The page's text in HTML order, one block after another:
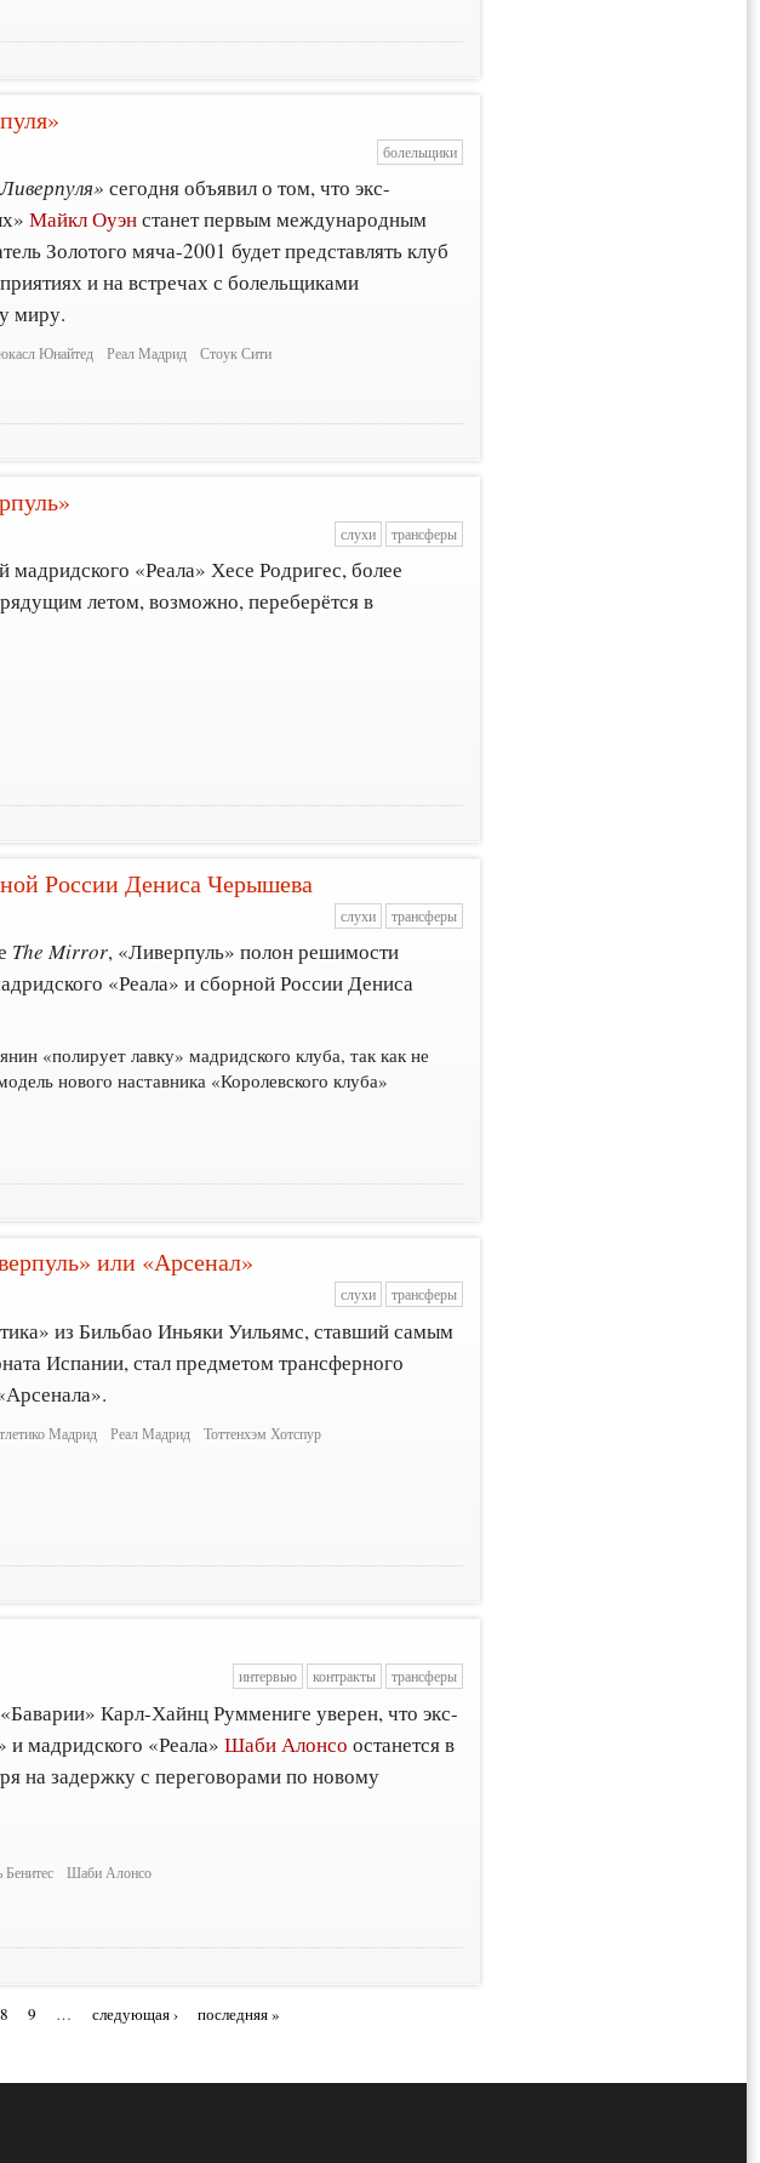
болельщики
сегодня объявил о том, что экс-
Майкл Оуэнстанет первым международным
Золотого мяча-2001 будет представлять клуб
и на встречах с болельщиками
миру.
Юнайтед Реал Мадрид
Стоук Сити
слухи трансферы
«Реала» Хесе Родригес, более
летом, возможно, переберётся в
России Дениса Черышева
слухи трансферы
The Mirror, «Ливерпуль» полон решимости
«Реала» и сборной России Дениса
«полирует лавку» мадридского клуба, так как не
нового наставника «Королевского клуба»
или «Арсенал»
слухи трансферы
из Бильбао Иньяки Уильямс, ставший самым
Испании, стал предметом трансферного
Мадрид Реал Мадрид
Тоттенхэм Хотспур
интервью контракты трансферы
Карл-Хайнц Руммениге уверен, что экс-
и мадридского «Реала»Шаби Алонсо останется в
на задержку с переговорами по новому
Бенитес Шаби Алонсо
8 9 … следующая › последняя »